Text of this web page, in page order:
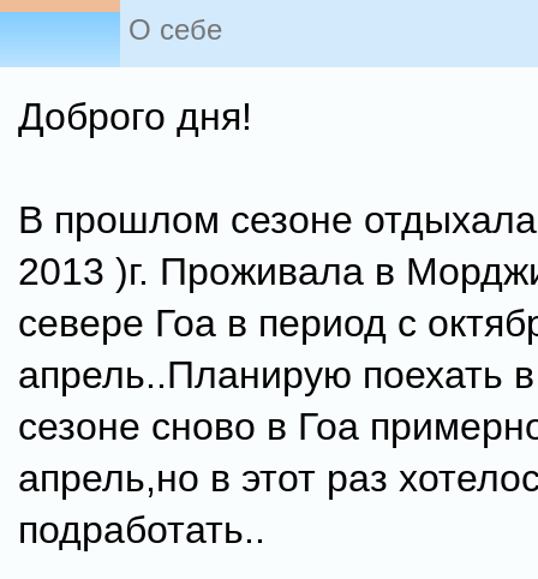
О себе
Доброго дня!
В прошлом сезоне
2013 )г. Проживала в
севере Гоа в период с
апрель..Планирую поехать
сезоне сново в Гоа
апрель,но в этот раз
подработать..